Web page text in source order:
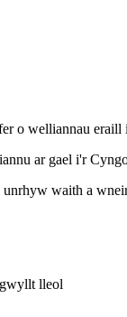
o welliannau
ar gael i'r
waith a
lleol